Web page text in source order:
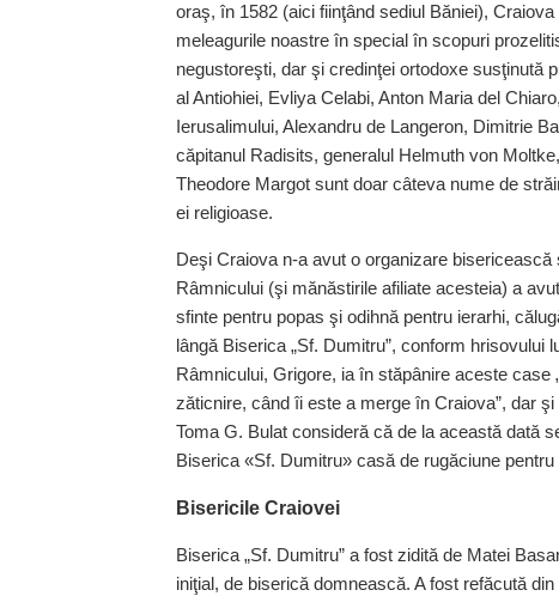
oraş, în 1582 (aici fiinţând sediul Băniei),
meleagurile noastre în special în scopuri
negustoreşti, dar şi credinţei ortodoxe susţinută
al Antiohiei, Evliya Celabi, Anton Maria del
Ierusalimului, Alexandru de Langeron, Dimitrie
căpitanul Radisits, generalul Helmuth von
Theodore Margot sunt doar câteva nume de
ei religioase.
Deşi Craiova n-a avut o organizare
Râmnicului (şi mănăstirile afiliate acesteia) a
sfinte pentru popas şi odihnă pentru ierarhi,
lângă Biserica „Sf. Dumitru”, conform
Râmnicului, Grigore, ia în stăpânire aceste
zăticnire, când îi este a merge în Craiova”, dar
Toma G. Bulat consideră că de la această dată
Biserica «Sf. Dumitru» casă de rugăciune pentru
Bisericile Craiovei
Biserica „Sf. Dumitru” a fost zidită de Matei
iniţial, de biserică domnească. A fost refăcută